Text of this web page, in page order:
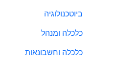
ביוטכנולוגיה
כלכלה ומנהל
כלכלה וחשבונאות